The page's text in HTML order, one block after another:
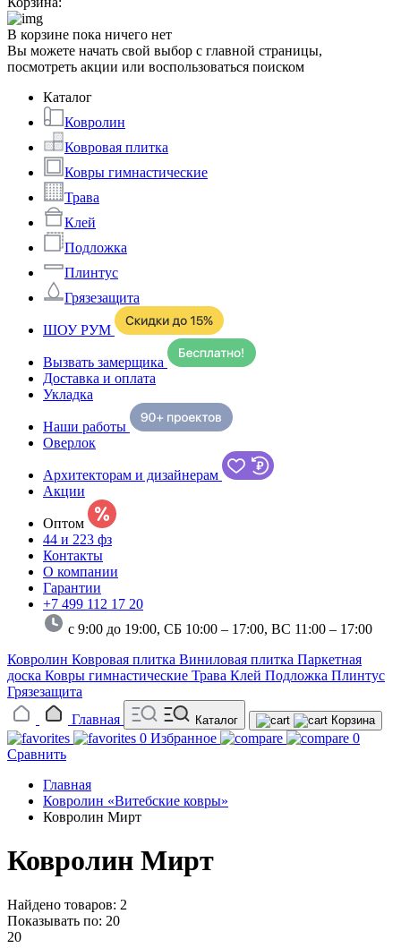
В корзине пока ничего нет
Вы можете начать свой выбор с главной страницы,
посмотреть акции или воспользоваться поиском
Каталог
Ковролин
Ковровая плитка
Ковры гимнастические
Трава
Клей
Подложка
Плинтус
Грязезащита
ШОУ РУМ
Вызвать замерщика
Доставка и оплата
Укладка
Наши работы
Оверлок
Архитекторам и дизайнерам
Акции
Оптом
44 и 223 фз
Контакты
О компании
Гарантии
+7 499 112 17 20
с 9:00 до 19:00, СБ 10:00 – 17:00, ВС 11:00 – 17:00
Ковролин Ковровая плитка Виниловая плитка Паркетная
доска Ковры гимнастические Трава Клей Подложка Плинтус
Грязезащита
Главная
Каталог Корзина
0 Избранное
0
Сравнить
Главная
Ковролин «Витебские ковры»
Ковролин Мирт
Ковролин Мирт
Найдено товаров: 2
Показывать по: 20
20